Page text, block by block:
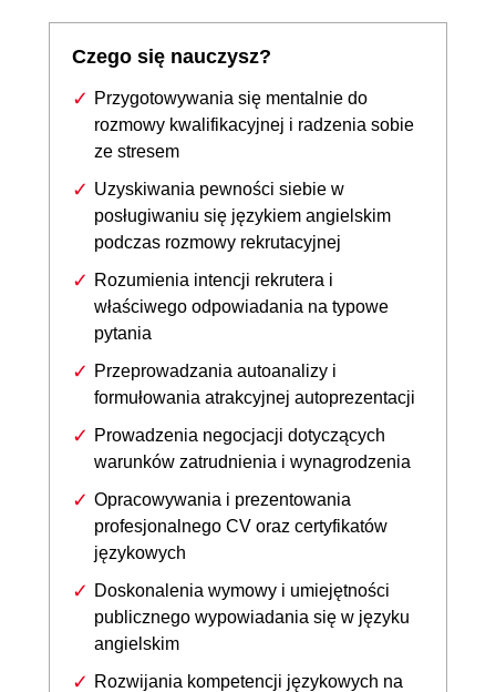
Czego się nauczysz?
Przygotowywania się mentalnie do
rozmowy kwalifikacyjnej i radzenia sobie
ze stresem
Uzyskiwania pewności siebie w
posługiwaniu się językiem angielskim
podczas rozmowy rekrutacyjnej
Rozumienia intencji rekrutera i
właściwego odpowiadania na typowe
pytania
Przeprowadzania autoanalizy i
formułowania atrakcyjnej autoprezentacji
Prowadzenia negocjacji dotyczących
warunków zatrudnienia i wynagrodzenia
Opracowywania i prezentowania
profesjonalnego CV oraz certyfikatów
językowych
Doskonalenia wymowy i umiejętności
publicznego wypowiadania się w języku
angielskim
Rozwijania kompetencji językowych na